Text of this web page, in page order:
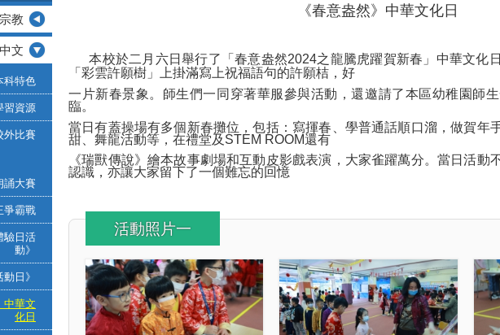
《春意盎然》中華文化日
本校於二月六日舉行了「春意盎然2024之龍騰虎躍賀新春」中華文化
「彩雲許願樹」上掛滿寫上祝福語句的許願桔，好
一片新春景象。師生們一同穿著華服參與活動，還邀請了本區幼稚園師
臨。
當日有蓋操場有多個新春攤位，包括：寫揮春、學普通話順口溜，做賀年
甜、舞龍活動等，在禮堂及STEM ROOM還有
《瑞獸傳說》繪本故事劇場和互動皮影戲表演，大家雀躍萬分。當日活動
認識，亦讓大家留下了一個難忘的回憶
活動照片一
宗教
中文
科特色
習資源
外比賽
誦大賽
爭霸戰
驗日活
動》
動日》
中華文
化日